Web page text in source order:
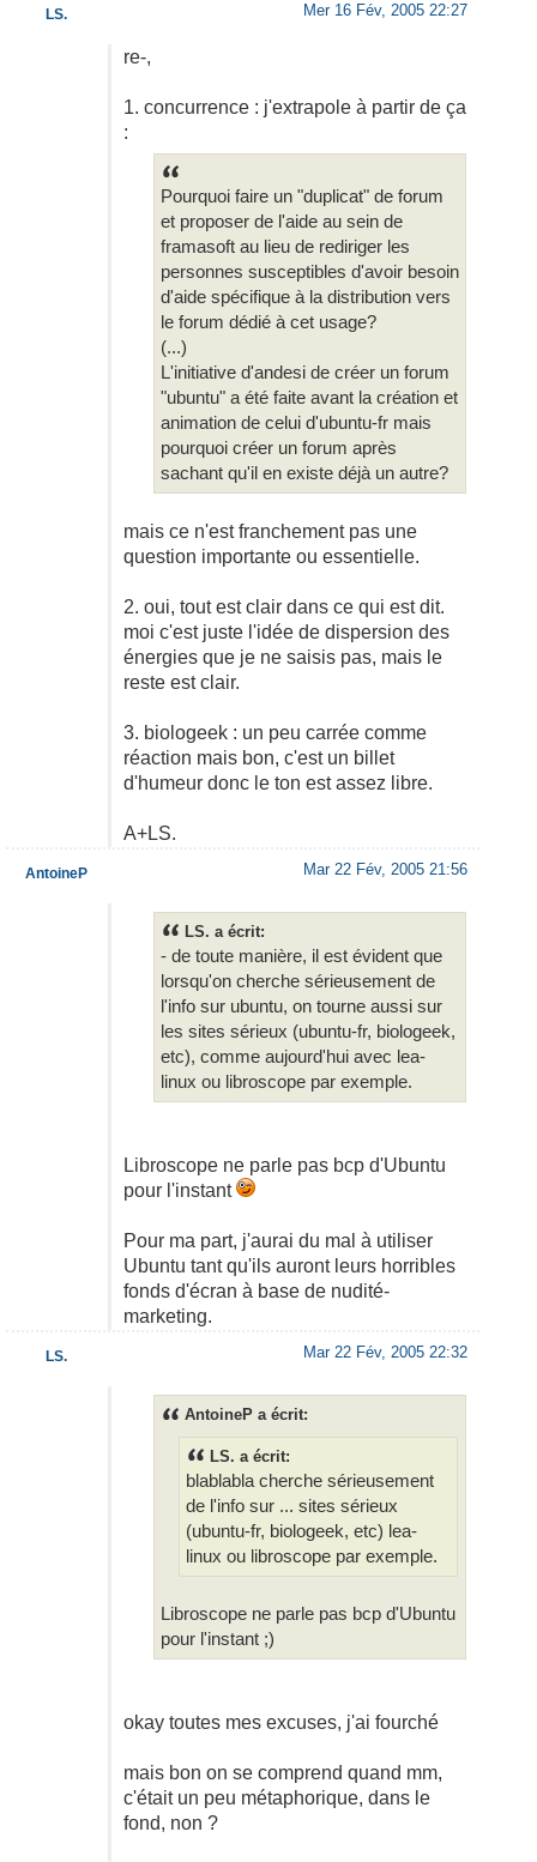
Mer 16 Fév, 2005 22:27
re-,
1. concurrence : j'extrapole à partir de ça
:
Pourquoi faire un "duplicat" de forum
et proposer de l'aide au sein de
framasoft au lieu de rediriger les
personnes susceptibles d'avoir besoin
d'aide spécifique à la distribution vers
le forum dédié à cet usage?
(...)
L'initiative d'andesi de créer un forum
"ubuntu" a été faite avant la création et
animation de celui d'ubuntu-fr mais
pourquoi créer un forum après
sachant qu'il en existe déjà un autre?
mais ce n'est franchement pas une
question importante ou essentielle.
2. oui, tout est clair dans ce qui est dit.
moi c'est juste l'idée de dispersion des
énergies que je ne saisis pas, mais le
reste est clair.
3. biologeek : un peu carrée comme
réaction mais bon, c'est un billet
d'humeur donc le ton est assez libre.
A+LS.
LS.
Mar 22 Fév, 2005 21:56
LS. a écrit:
- de toute manière, il est évident que
lorsqu'on cherche sérieusement de
l'info sur ubuntu, on tourne aussi sur
les sites sérieux (ubuntu-fr, biologeek,
etc), comme aujourd'hui avec lea-
linux ou libroscope par exemple.
Libroscope ne parle pas bcp d'Ubuntu
pour l'instant
Pour ma part, j'aurai du mal à utiliser
Ubuntu tant qu'ils auront leurs horribles
fonds d'écran à base de nudité-
marketing.
AntoineP
Mar 22 Fév, 2005 22:32
AntoineP a écrit:
LS. a écrit:
blablabla cherche sérieusement
de l'info sur ... sites sérieux
(ubuntu-fr, biologeek, etc) lea-
linux ou libroscope par exemple.
Libroscope ne parle pas bcp d'Ubuntu
pour l'instant ;)
okay toutes mes excuses, j'ai fourché
mais bon on se comprend quand mm,
c'était un peu métaphorique, dans le
fond, non ?
LS.